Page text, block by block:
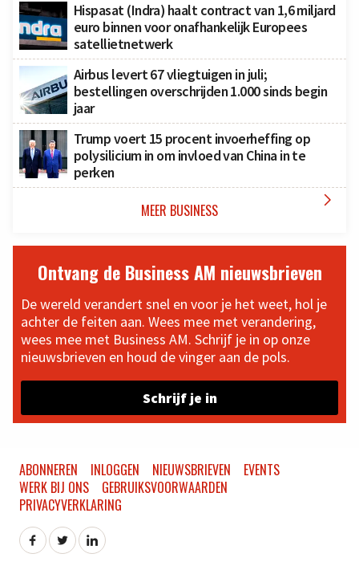
Hispasat (Indra) haalt contract van 1,6 miljard
euro binnen voor onafhankelijk Europees
satellietnetwerk
Airbus levert 67 vliegtuigen in juli;
bestellingen overschrijden 1.000 sinds begin
jaar
Trump voert 15 procent invoerheffing op
polysilicium in om invloed van China in te
perken
MEER BUSINESS 
Ontvang de Business AM nieuwsbrieven
De wereld verandert snel en voor je het weet, hol je
achter de feiten aan. Wees mee met verandering,
wees mee met Business AM. Schrijf je in op onze
nieuwsbrieven en houd de vinger aan de pols.
Schrijf je in
ABONNEREN INLOGGEN NIEUWSBRIEVEN
EVENTS
WERK BIJ ONS
GEBRUIKSVOORWAARDEN
PRIVACYVERKLARING